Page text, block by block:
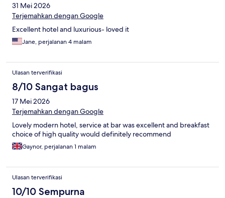
31 Mei 2026
Terjemahkan dengan Google
Excellent hotel and luxurious- loved it
Jane, perjalanan 4 malam
Ulasan terverifikasi
8/10 Sangat bagus
17 Mei 2026
Terjemahkan dengan Google
Lovely modern hotel, service at bar was excellent and breakfast
choice of high quality would definitely recommend
Gaynor, perjalanan 1 malam
Ulasan terverifikasi
10/10 Sempurna